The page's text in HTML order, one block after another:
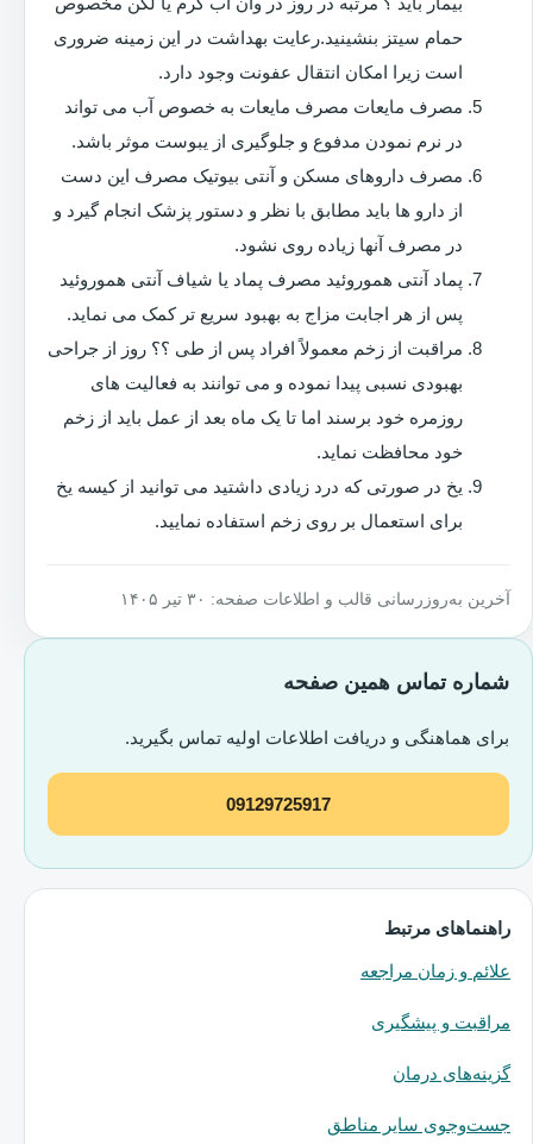
حمام سیتز بنشینید.رعایت بهداشت در این زمینه ضروری
است زیرا امکان انتقال عفونت وجود دارد.
مصرف مایعات مصرف مایعات به خصوص آب می تواند
در نرم نمودن مدفوع و جلوگیری از یبوست موثر باشد.
مصرف داروهای مسکن و آنتی بیوتیک مصرف این دست
از دارو ها باید مطابق با نظر و دستور پزشک انجام گیرد و
در مصرف آنها زیاده روی نشود.
پماد آنتی هموروئید مصرف پماد یا شیاف آنتی هموروئید
پس از هر اجابت مزاج به بهبود سریع تر کمک می نماید.
مراقبت از زخم معمولاً افراد پس از طی ؟؟ روز از جراحی
بهبودی نسبی پیدا نموده و می توانند به فعالیت های
روزمره خود برسند اما تا یک ماه بعد از عمل باید از زخم
خود محافظت نماید.
یخ در صورتی که درد زیادی داشتید می توانید از کیسه یخ
برای استعمال بر روی زخم استفاده نمایید.
آخرین به‌روزرسانی قالب و اطلاعات صفحه: ۳۰ تیر ۱۴۰۵
شماره تماس همین صفحه
برای هماهنگی و دریافت اطلاعات اولیه تماس بگیرید.
09129725917
راهنماهای مرتبط
علائم و زمان مراجعه
مراقبت و پیشگیری
گزینه‌های درمان
جست‌وجوی سایر مناطق